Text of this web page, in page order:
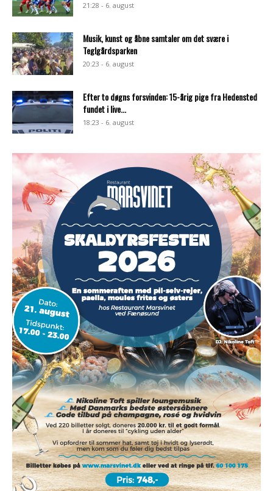
21:28 - 6. august
Musik, kunst og åbne samtaler om det svære i
Teglgårdsparken
20:23 - 6. august
Efter to døgns forsvinden: 15-årig pige fra Hedensted
fundet i live...
18:23 - 6. august